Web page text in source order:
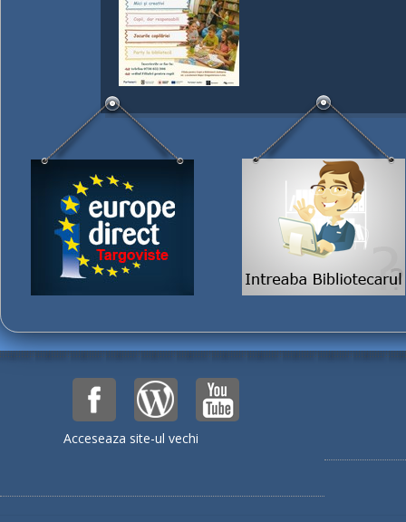
Acceseaza site-ul vechi